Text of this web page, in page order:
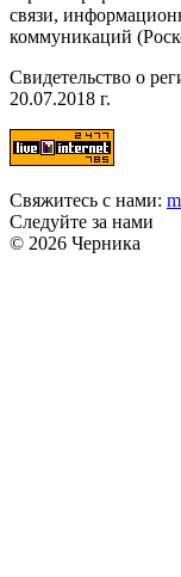
связи,
коммуникаций
Свидетельство о
20.07.2018 г.
Свяжитесь с нами:
Следуйте за нами
© 2026 Черника